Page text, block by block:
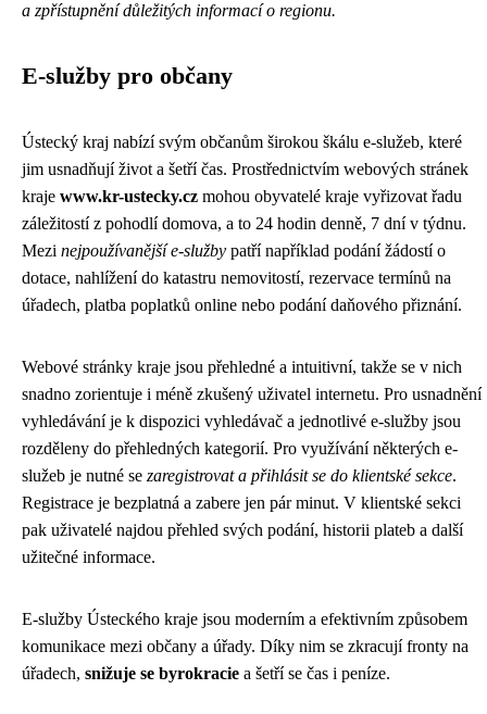
a zpřístupnění důležitých informací o regionu.
E-služby pro občany
Ústecký kraj nabízí svým občanům širokou škálu e-služeb, které
jim usnadňují život a šetří čas. Prostřednictvím webových stránek
kraje www.kr-ustecky.cz mohou obyvatelé kraje vyřizovat řadu
záležitostí z pohodlí domova, a to 24 hodin denně, 7 dní v týdnu.
Mezi nejpoužívanější e-služby patří například podání žádostí o
dotace, nahlížení do katastru nemovitostí, rezervace termínů na
úřadech, platba poplatků online nebo podání daňového přiznání.
Webové stránky kraje jsou přehledné a intuitivní, takže se v nich
snadno zorientuje i méně zkušený uživatel internetu. Pro usnadnění
vyhledávání je k dispozici vyhledávač a jednotlivé e-služby jsou
rozděleny do přehledných kategorií. Pro využívání některých e-
služeb je nutné se zaregistrovat a přihlásit se do klientské sekce.
Registrace je bezplatná a zabere jen pár minut. V klientské sekci
pak uživatelé najdou přehled svých podání, historii plateb a další
užitečné informace.
E-služby Ústeckého kraje jsou moderním a efektivním způsobem
komunikace mezi občany a úřady. Díky nim se zkracují fronty na
úřadech, snižuje se byrokracie a šetří se čas i peníze.